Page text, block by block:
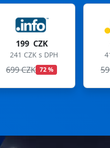
339 CZK
410 CZK s DPH
599 CZK